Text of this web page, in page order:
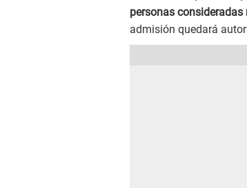
personas consideradas
admisión quedará